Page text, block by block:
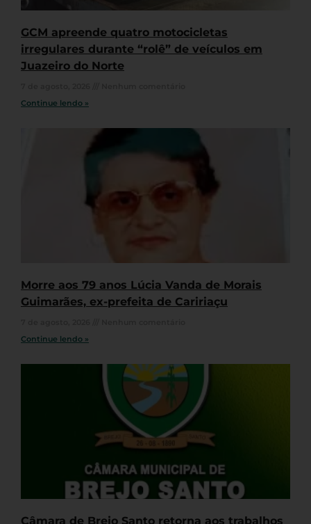
GCM apreende quatro motocicletas
irregulares durante “rolê” de veículos em
Juazeiro do Norte
Continue lendo »
Morre aos 79 anos Lúcia Vanda de Morais
Guimarães, ex-prefeita de Caririaçu
Continue lendo »
Câmara de Brejo Santo retorna aos trabalhos